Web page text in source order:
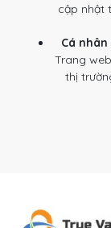
cập nhật
Cá
Trang
thị